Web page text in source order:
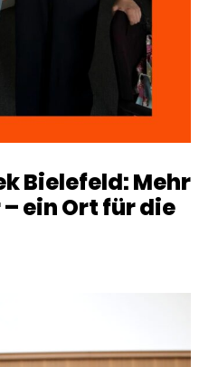
Bielefeld: Mehr
ein Ort für die